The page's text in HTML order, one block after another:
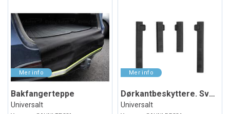
Bakfangerteppe
Universalt
Dørkantbeskyttere. Svart. Myk plast
Universalt